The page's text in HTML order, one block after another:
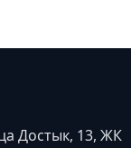
Достык, 13, ЖК